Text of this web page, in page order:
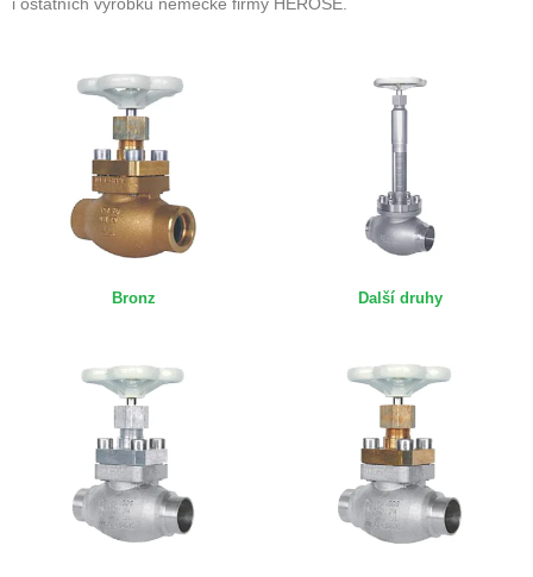
i ostatních výrobků německé firmy HEROSE.
Bronz Další druhy